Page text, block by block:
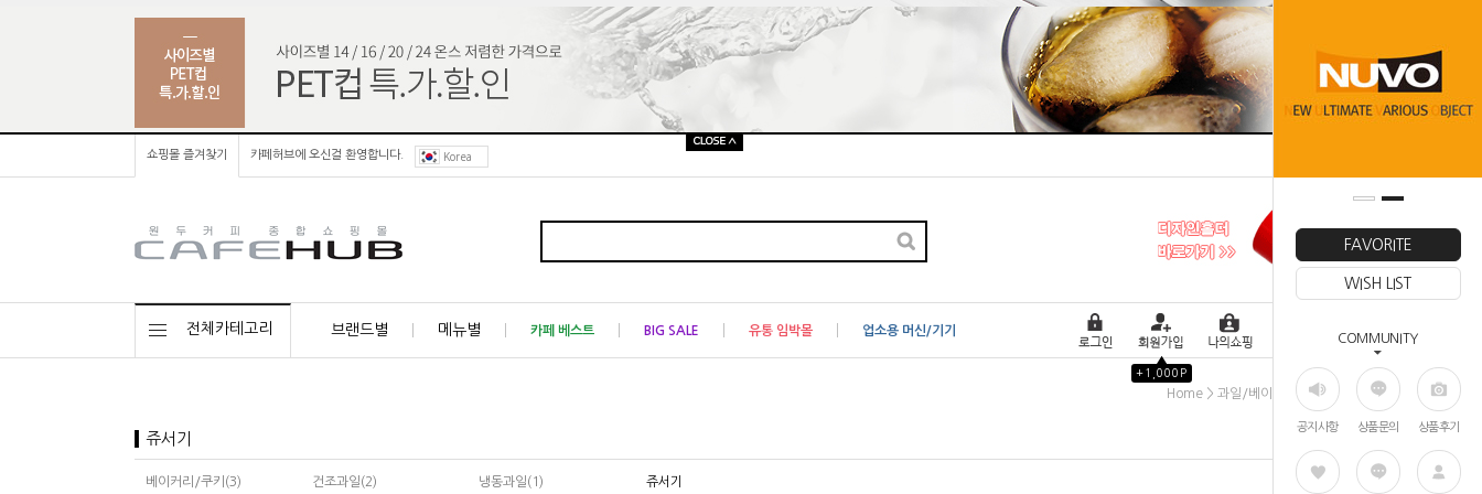
FAVORITE
WISH LIST
COMMUNITY
공지사항 상품문의 상품후기
쇼핑몰 즐겨찾기 카페허브에 오신걸 환영합니다. Korea
전체카테고리 브랜드별 메뉴별 카페 베스트 BIG SALE 유통 임박몰 업소용 머신/기기
▲
+1,000P
Home > 과일/베이커리>쥬서기
쥬서기
베이커리/쿠키(3) 건조과일(2) 냉동과일(1) 쥬서기